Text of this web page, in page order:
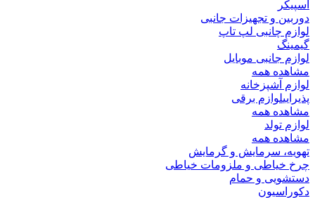
اسپیکر
دوربین و تجهیزات جانبی
لوازم چانبی لپ تاپ
گیمینگ
لوازم جانبی موبایل
مشاهده همه
لوازم آشپزخانه
پذیراییلوازم برقی
مشاهده همه
لوازم تولد
مشاهده همه
تهویه، سرمایش و گرمایش
چرخ خیاطی و ملزومات خیاطی
دستشویی و حمام
دکوراسیون